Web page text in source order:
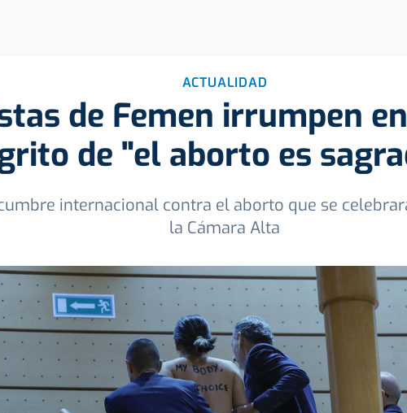
ACTUALIDAD
de Femen irrumpen
de "el aborto es
internacional contra el aborto que se
la Cámara Alta